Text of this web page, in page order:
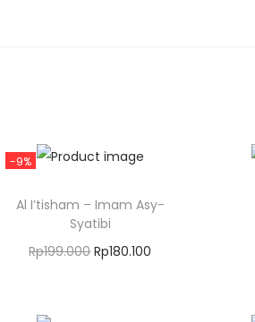
-9%
Al I’tisham – Imam Asy-
Syatibi
Rp199.000 Rp180.100